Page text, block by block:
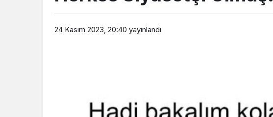
24 Kasım 2023, 20:40 yayınlandı